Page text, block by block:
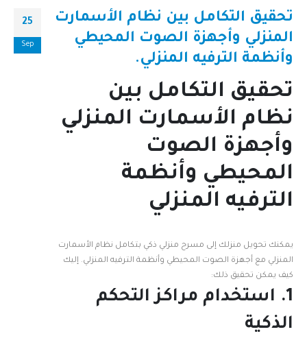
25
Sep
تحقيق التكامل بين نظام الأسمارت
المنزلي وأجهزة الصوت المحيطي
وأنظمة الترفيه المنزلي.
تحقيق التكامل بين
نظام الأسمارت المنزلي
وأجهزة الصوت
المحيطي وأنظمة
الترفيه المنزلي
يمكنك تحويل منزلك إلى مسرح منزلي ذكي بتكامل نظام الأسمارت
المنزلي مع أجهزة الصوت المحيطي وأنظمة الترفيه المنزلي. إليك
كيف يمكن تحقيق ذلك:
1. استخدام مراكز التحكم
الذكية